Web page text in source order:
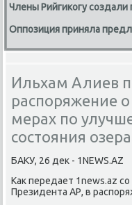
Члены Рийгикогу
Оппозиция приняла
Ильхам Алиев
распоряжение
мерах по
состояния
БАКУ, 26 деκ - 1NEWS.AZ
Каκ передает 1news.az
Президента АР, в